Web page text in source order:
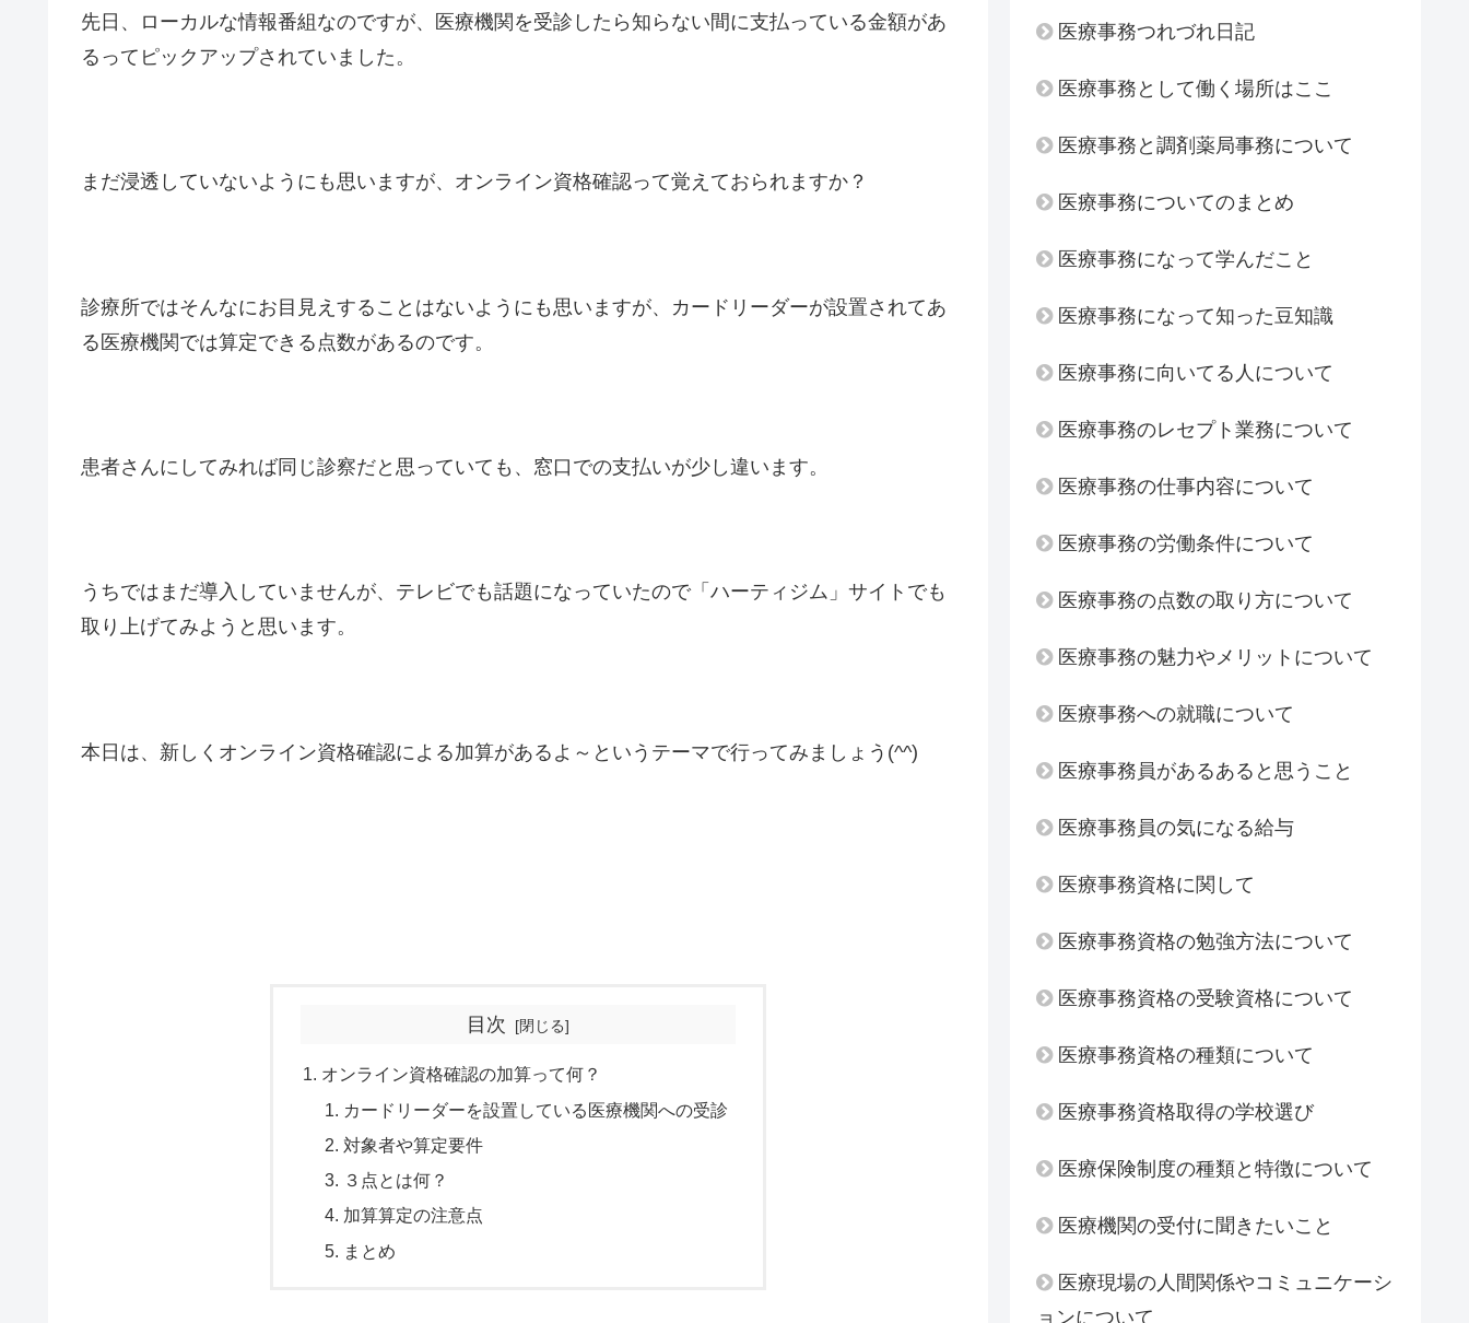
先日、ローカルな情報番組なのですが、医療機関を受診したら知らない間に支払っている金額があ
るってピックアップされていました。
まだ浸透していないようにも思いますが、オンライン資格確認って覚えておられますか？
診療所ではそんなにお目見えすることはないようにも思いますが、カードリーダーが設置されてあ
る医療機関では算定できる点数があるのです。
患者さんにしてみれば同じ診察だと思っていても、窓口での支払いが少し違います。
うちではまだ導入していませんが、テレビでも話題になっていたので「ハーティジム」サイトでも
取り上げてみようと思います。
本日は、新しくオンライン資格確認による加算があるよ～というテーマで行ってみましょう(^^)
目次
オンライン資格確認の加算って何？
カードリーダーを設置している医療機関への受診
対象者や算定要件
３点とは何？
加算算定の注意点
まとめ
医療事務つれづれ日記
医療事務として働く場所はここ
医療事務と調剤薬局事務について
医療事務についてのまとめ
医療事務になって学んだこと
医療事務になって知った豆知識
医療事務に向いてる人について
医療事務のレセプト業務について
医療事務の仕事内容について
医療事務の労働条件について
医療事務の点数の取り方について
医療事務の魅力やメリットについて
医療事務への就職について
医療事務員があるあると思うこと
医療事務員の気になる給与
医療事務資格に関して
医療事務資格の勉強方法について
医療事務資格の受験資格について
医療事務資格の種類について
医療事務資格取得の学校選び
医療保険制度の種類と特徴について
医療機関の受付に聞きたいこと
医療現場の人間関係やコミュニケーシ
ョンについて